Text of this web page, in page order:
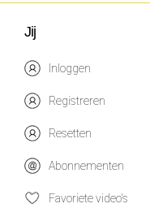
Jij
Inloggen
Registreren
Resetten
Abonnementen
Favoriete video's